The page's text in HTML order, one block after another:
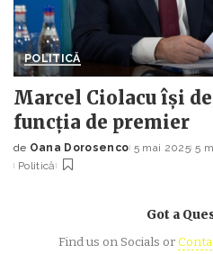
POLITICĂ
Marcel Ciolacu își
funcția de premier
Posted
by
de Oana Dorosenco 5 mai 2025 5
Politică
Got a
Find us on Socials or